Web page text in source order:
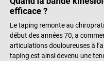
efficace ?
Le taping remonte au
début des années 70, a
articulations douloureuses à
taping est ainsi devenu une